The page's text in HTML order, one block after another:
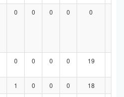
0 0 0 0 0
0 0 0 0 19
1 0 0 0 18